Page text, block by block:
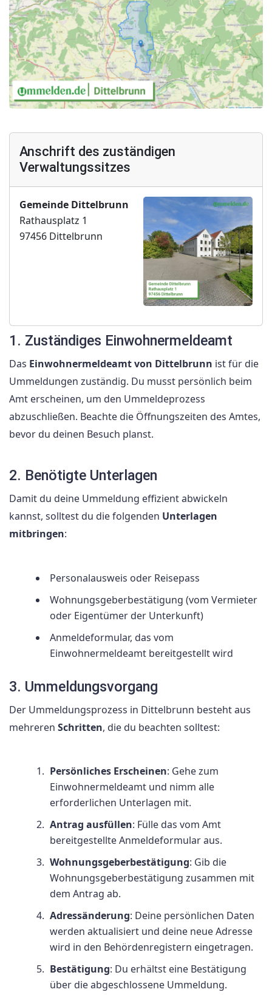
Anschrift des zuständigen
Verwaltungssitzes
Gemeinde Dittelbrunn
Rathausplatz 1
97456 Dittelbrunn
1. Zuständiges Einwohnermeldeamt
Das Einwohnermeldeamt von Dittelbrunn ist für die
Ummeldungen zuständig. Du musst persönlich beim
Amt erscheinen, um den Ummeldeprozess
abzuschließen. Beachte die Öffnungszeiten des Amtes,
bevor du deinen Besuch planst.
2. Benötigte Unterlagen
Damit du deine Ummeldung effizient abwickeln
kannst, solltest du die folgenden Unterlagen
mitbringen:
Personalausweis oder Reisepass
Wohnungsgeberbestätigung (vom Vermieter
oder Eigentümer der Unterkunft)
Anmeldeformular, das vom
Einwohnermeldeamt bereitgestellt wird
3. Ummeldungsvorgang
Der Ummeldungsprozess in Dittelbrunn besteht aus
mehreren Schritten, die du beachten solltest:
Persönliches Erscheinen: Gehe zum
Einwohnermeldeamt und nimm alle
erforderlichen Unterlagen mit.
Antrag ausfüllen: Fülle das vom Amt
bereitgestellte Anmeldeformular aus.
Wohnungsgeberbestätigung: Gib die
Wohnungsgeberbestätigung zusammen mit
dem Antrag ab.
Adressänderung: Deine persönlichen Daten
werden aktualisiert und deine neue Adresse
wird in den Behördenregistern eingetragen.
Bestätigung: Du erhältst eine Bestätigung
über die abgeschlossene Ummeldung.